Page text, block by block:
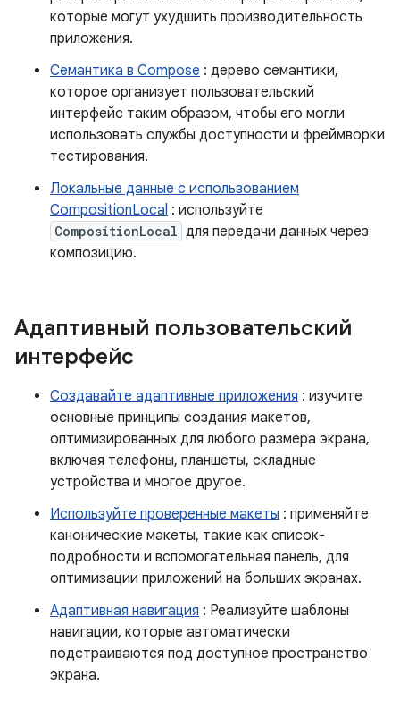
которые могут ухудшить производительность
приложения.
Семантика в Compose : дерево семантики,
которое организует пользовательский
интерфейс таким образом, чтобы его могли
использовать службы доступности и фреймворки
тестирования.
Локальные данные с использованием
CompositionLocal : используйте
CompositionLocal для передачи данных через
композицию.
Адаптивный пользовательский
интерфейс
Создавайте адаптивные приложения : изучите
основные принципы создания макетов,
оптимизированных для любого размера экрана,
включая телефоны, планшеты, складные
устройства и многое другое.
Используйте проверенные макеты : применяйте
канонические макеты, такие как список-
подробности и вспомогательная панель, для
оптимизации приложений на больших экранах.
Адаптивная навигация : Реализуйте шаблоны
навигации, которые автоматически
подстраиваются под доступное пространство
экрана.